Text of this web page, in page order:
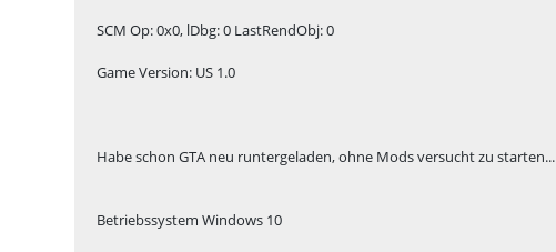
SCM Op: 0x0, lDbg: 0 LastRendObj: 0
Game Version: US 1.0
Habe schon GTA neu runtergeladen, ohne Mods versucht zu starten...
Betriebssystem Windows 10